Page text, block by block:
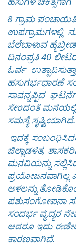
8 ಗ್ರಾಮ ಪಂಚಾಯಿತಿ
ಉಪಗ್ರಾಮಗಳಲ್ಲಿ
ಬೆಲೆಬಾಳುವ
ದಿನಂಪ್ರತಿ 40
ಓರ್ವ
ಹಸುಗರ್ಭಧಾರಣೆ
ಸಾವನ್ನಪ್ಪಿದ
ಸೇರಿದಂತೆ ಮನೆಯಲ್ಲಿ
ಸಮಸ್ಯೆ ಸೃಷ್ಟಿಯಾಗಿದೆ.
ಇದಕ್ಕೆ
ಜಿಲ್ಲಾಡಳಿತ,
ಮನವಿಯನ್ನು
ಪ್ರಯೋಜನವಾಗಿಲ್ಲ
ಅಳಲನ್ನು
ಪಶುಸಂಗೋಪನಾ
ಸಂದರ್ಭ ವೈದ್ಯರ
ಆದರೂ ಇದು
ಕಾರಣವಾಗಿದೆ.